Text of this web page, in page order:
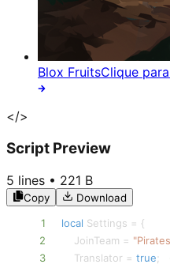
Blox FruitsClique
</>
Script Preview
5 lines • 221 B
Copy Download
1 local Settings = {
2
    JoinTeam
=
3
    Translator
= true;